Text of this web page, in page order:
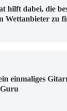
hilft dabei, die
Wettanbieter zu
einmaliges